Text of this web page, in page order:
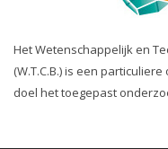
Het Wetenschappelijk en
(W.T.C.B.) is een
doel het toegepast